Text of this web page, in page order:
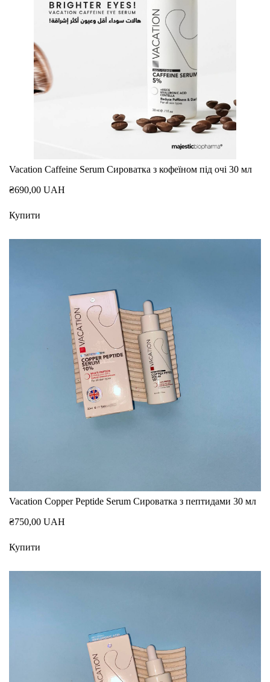
Vacation Caffeine Serum Сироватка з кофеїном під очі 30 мл
₴690,00 UAH
Купити
Vacation Copper Peptide Serum Сироватка з пептидами 30 мл
₴750,00 UAH
Купити